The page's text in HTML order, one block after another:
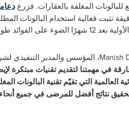
المغلفة بالعقارات. فزرع
تثبت فعالية استخدام البالونات
الدائمة في الأوعية التاجية.
Manish، المؤسس والمدير التنفيذي
في مهمتنا لتقديم تقنيات مبتكرة
التي تقيّم تقنية البالونات
نتائج أفضل للمرضى في جميع